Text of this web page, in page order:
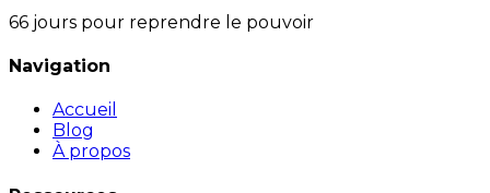
66 jours pour reprendre le pouvoir
Navigation
Accueil
Blog
À propos